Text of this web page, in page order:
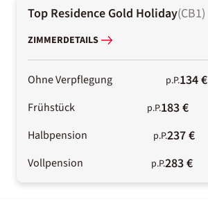
Top Residence Gold Holiday(CB1)
ZIMMERDETAILS
Ohne Verpflegung p.P.134 €
Frühstück p.P.183 €
Halbpension p.P.237 €
Vollpension p.P.283 €